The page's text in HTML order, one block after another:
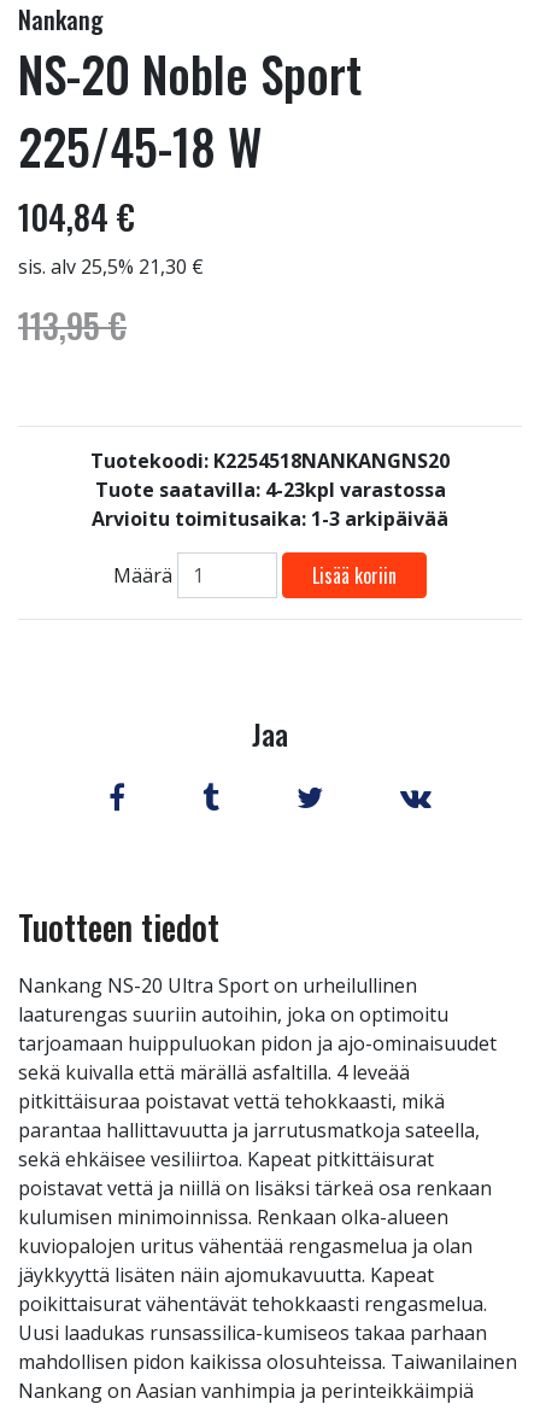
Nankang
NS-20 Noble Sport
225/45-18 W
104,84 €
sis. alv 25,5% 21,30 €
113,95 €
Tuotekoodi: K2254518NANKANGNS20
Tuote saatavilla: 4-23kpl varastossa
Arvioitu toimitusaika: 1-3 arkipäivää
Määrä Lisää koriin
Jaa
Tuotteen tiedot
Nankang NS-20 Ultra Sport on urheilullinen
laaturengas suuriin autoihin, joka on optimoitu
tarjoamaan huippuluokan pidon ja ajo-ominaisuudet
sekä kuivalla että märällä asfaltilla. 4 leveää
pitkittäisuraa poistavat vettä tehokkaasti, mikä
parantaa hallittavuutta ja jarrutusmatkoja sateella,
sekä ehkäisee vesiliirtoa. Kapeat pitkittäisurat
poistavat vettä ja niillä on lisäksi tärkeä osa renkaan
kulumisen minimoinnissa. Renkaan olka-alueen
kuviopalojen uritus vähentää rengasmelua ja olan
jäykkyyttä lisäten näin ajomukavuutta. Kapeat
poikittaisurat vähentävät tehokkaasti rengasmelua.
Uusi laadukas runsassilica-kumiseos takaa parhaan
mahdollisen pidon kaikissa olosuhteissa. Taiwanilainen
Nankang on Aasian vanhimpia ja perinteikkäimpiä